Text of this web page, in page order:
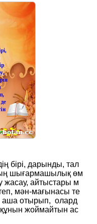
бірі, дарынды, тал
шығармашылық өм
жасау, айтыстары м
мән-мағынасы те
отырып, олард
жоймайтын ас